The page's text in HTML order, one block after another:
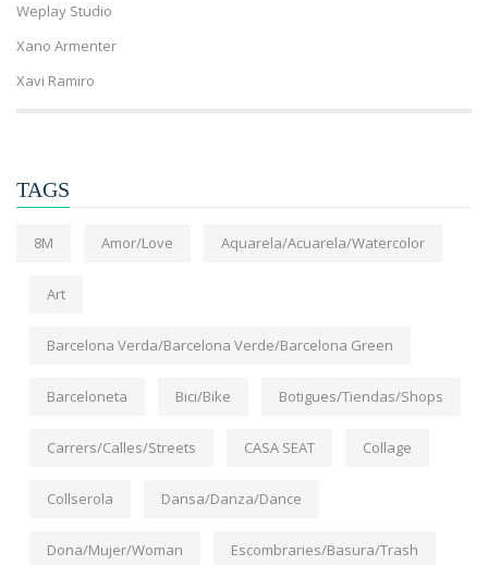
Weplay Studio
Xano Armenter
Xavi Ramiro
TAGS
8M Amor/Love Aquarela/Acuarela/Watercolor
Art
Barcelona Verda/Barcelona Verde/Barcelona Green
Barceloneta Bici/Bike Botigues/Tiendas/Shops
Carrers/Calles/Streets CASA SEAT Collage
Collserola Dansa/Danza/Dance
Dona/Mujer/Woman Escombraries/Basura/Trash